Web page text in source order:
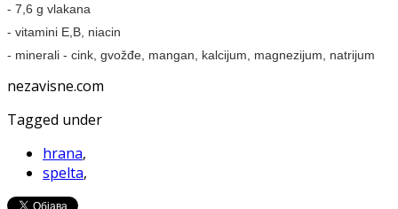
- 7,6 g vlakana
- vitamini E,B, niacin
- minerali - cink, gvožđe, mangan, kalcijum, magnezijum, natrijum
nezavisne.com
Tagged under
hrana,
spelta,